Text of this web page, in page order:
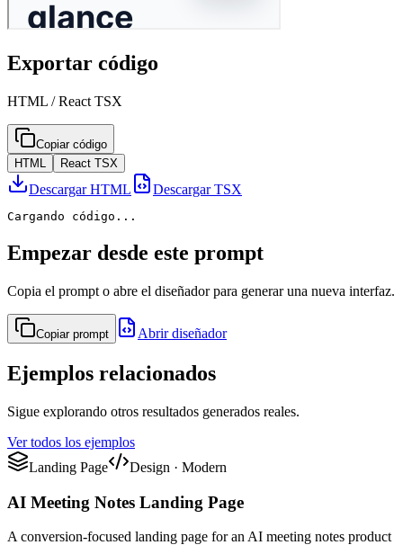
Exportar código
HTML / React TSX
Copiar código
HTML
React TSX
Descargar HTML Descargar TSX
Cargando código...
Empezar desde este prompt
Copia el prompt o abre el diseñador para generar una nueva interfaz.
Copiar prompt Abrir diseñador
Ejemplos relacionados
Sigue explorando otros resultados generados reales.
Ver todos los ejemplos
Landing Page
Design · Modern
AI Meeting Notes Landing Page
A conversion-focused landing page for an AI meeting notes product